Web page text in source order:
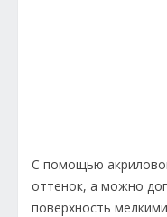
С помощью
оттенок, а можно
поверхность